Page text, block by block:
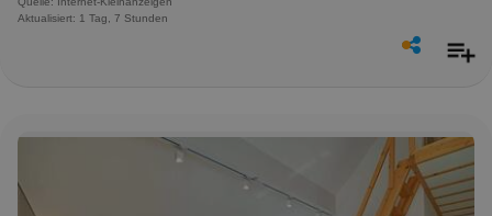
Aktualisiert: 1 Tag, 7 Stunden